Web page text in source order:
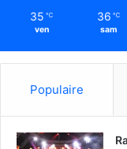
35 ℃
ven
36 ℃
sam
Populaire